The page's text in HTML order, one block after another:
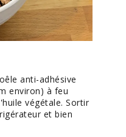
anti-adhésive
environ) à feu
végétale. Sortir
et bien